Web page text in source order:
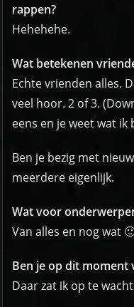
rappen?
Hehehehe.
Wat betekenen
Echte vrienden alles.
veel hoor. 2 of 3.
eens en je weet wat ik
Ben je bezig met
meerdere eigenlijk.
Wat voor
Van alles en nog wat
Ben je op dit moment
Daar zat ik op te